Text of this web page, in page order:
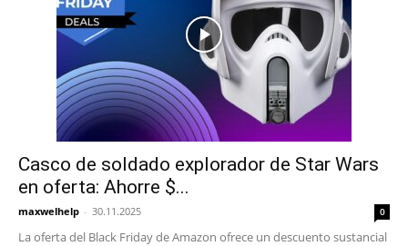
Casco de soldado explorador de Star Wars
en oferta: Ahorre $...
maxwelhelp - 30.11.2025 0
La oferta del Black Friday de Amazon ofrece un descuento sustancial